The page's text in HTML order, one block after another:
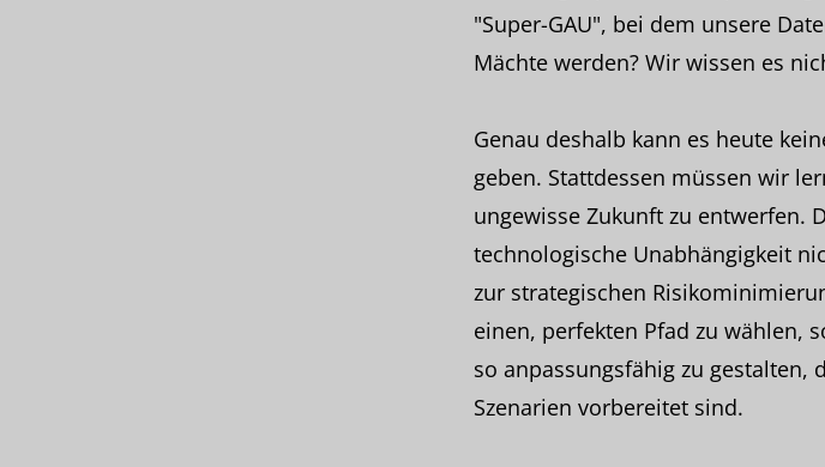
"Super-GAU", bei dem unsere
Mächte werden? Wir wissen es
Genau deshalb kann es heute
geben. Stattdessen müssen wir
ungewisse Zukunft zu entwerfen.
technologische Unabhängigkeit
zur strategischen
einen, perfekten Pfad zu wählen,
so anpassungsfähig zu gestalten,
Szenarien vorbereitet sind.